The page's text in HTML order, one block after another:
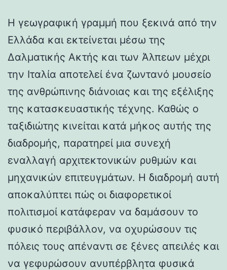
Η γεωγραφική γραμμή που ξεκινά από την
Ελλάδα και εκτείνεται μέσω της
Δαλματικής Ακτής και των Άλπεων μέχρι
την Ιταλία αποτελεί ένα ζωντανό μουσείο
της ανθρώπινης διάνοιας και της εξέλιξης
της κατασκευαστικής τέχνης. Καθώς ο
ταξιδιώτης κινείται κατά μήκος αυτής της
διαδρομής, παρατηρεί μια συνεχή
εναλλαγή αρχιτεκτονικών ρυθμών και
μηχανικών επιτευγμάτων. Η διαδρομή αυτή
αποκαλύπτει πώς οι διαφορετικοί
πολιτισμοί κατάφεραν να δαμάσουν το
φυσικό περιβάλλον, να οχυρώσουν τις
πόλεις τους απέναντι σε ξένες απειλές και
να γεφυρώσουν ανυπέρβλητα φυσικά